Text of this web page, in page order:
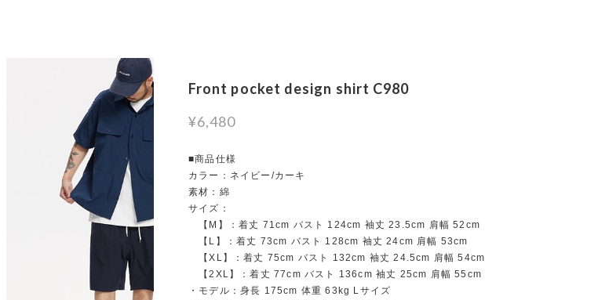
Front pocket design shirt C980
¥6,480
■商品仕様
カラー：ネイビー/カーキ
素材：綿
サイズ：
【M】：着丈 71cm バスト 124cm 袖丈 23.5cm 肩幅 52cm
【L】：着丈 73cm バスト 128cm 袖丈 24cm 肩幅 53cm
【XL】：着丈 75cm バスト 132cm 袖丈 24.5cm 肩幅 54cm
【2XL】：着丈 77cm バスト 136cm 袖丈 25cm 肩幅 55cm
・モデル：身長 175cm 体重 63kg Lサイズ